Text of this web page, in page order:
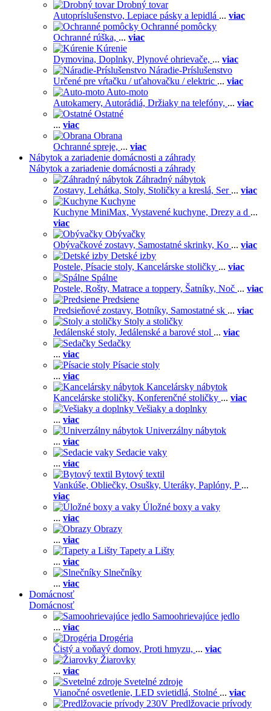
Drobný tovar
Autopríslušenstvo, Lepiace pásky a lepidlá ... viac
Ochranné pomôcky
Ochranné rúška, ... viac
Kúrenie
Dymovina, Doplnky, Plynové ohrievače, ... viac
Náradie-Príslušenstvo
Určené pre vŕtačku / uťahovačku / elektric ... viac
Auto-moto
Autokamery, Autorádiá, Držiaky na telefóny, ... viac
Ostatné
... viac
Obrana
Ochranné spreje, ... viac
Nábytok a zariadenie domácnosti a záhrady
Nábytok a zariadenie domácnosti a záhrady
Záhradný nábytok
Zostavy, Lehátka, Stoly, Stoličky a kreslá, Ser ... viac
Kuchyne
Kuchyne MiniMax, Vystavené kuchyne, Drezy a d ...
viac
Obývačky
Obývačkové zostavy, Samostatné skrinky, Ko ... viac
Detské izby
Postele, Písacie stoly, Kancelárske stoličky ... viac
Spálne
Postele, Rošty, Matrace a toppery, Šatníky, Noč ... viac
Predsiene
Predsieňové zostavy, Botníky, Samostatné sk ... viac
Stoly a stoličky
Jedálenské stoly, Jedálenské a barové stol ... viac
Sedačky
... viac
Písacie stoly
... viac
Kancelársky nábytok
Kancelárske stoličky, Konferenčné stoličky ... viac
Vešiaky a doplnky
... viac
Univerzálny nábytok
... viac
Sedacie vaky
... viac
Bytový textil
Vankúše, Obliečky, Osušky, Uteráky, Paplóny, P ...
viac
Úložné boxy a vaky
... viac
Obrazy
... viac
Tapety a Lišty
... viac
Slnečníky
... viac
Domácnosť
Domácnosť
Samoohrievajúce jedlo
... viac
Drogéria
Čistý a voňavý domov, Proti hmyzu, ... viac
Žiarovky
... viac
Svetelné zdroje
Vianočné osvetlenie, LED svietidlá, Stolné ... viac
Predlžovacie prívody